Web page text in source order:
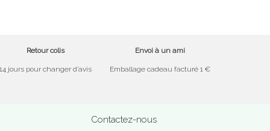
Retour colis
14 jours pour changer d’avis
Envoi à un ami
Emballage cadeau facturé 1 €
Contactez-nous